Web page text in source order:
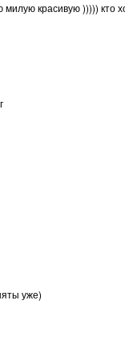
милую красивую ))))) кто
уже)